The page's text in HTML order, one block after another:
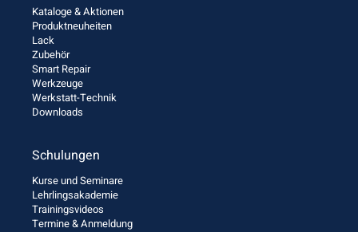
Kataloge & Aktionen
Produktneuheiten
Lack
Zubehör
Smart Repair
Werkzeuge
Werkstatt-Technik
Downloads
Schulungen
Kurse und Seminare
Lehrlingsakademie
Trainingsvideos
Termine & Anmeldung